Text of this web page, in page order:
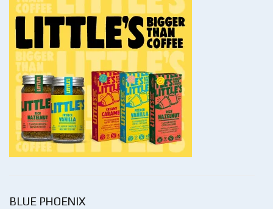
BLUE PHOENIX